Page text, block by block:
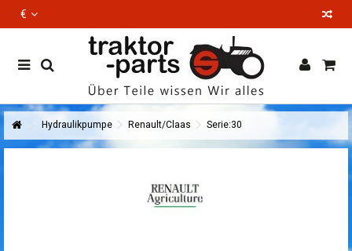
€
Hydraulikpumpe Renault/Claas Serie:30